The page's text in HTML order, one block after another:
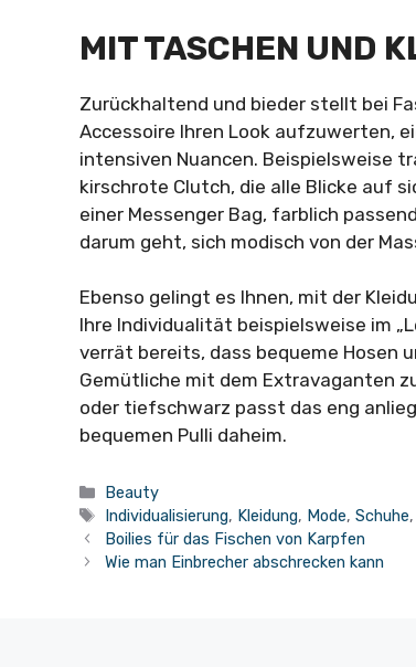
MIT TASCHEN UND
Zurückhaltend und bieder stellt bei
Accessoire Ihren Look aufzuwerten,
intensiven Nuancen. Beispielsweise
kirschrote Clutch, die alle Blicke auf
einer Messenger Bag, farblich
darum geht, sich modisch von der
Ebenso gelingt es Ihnen, mit der
Ihre Individualität beispielsweise im
verrät bereits, dass bequeme Hosen
Gemütliche mit dem Extravaganten
oder tiefschwarz passt das eng
bequemen Pulli daheim.
Kategorien
Beauty
Schlagwörter
Individualisierung, Kleidung, Mode,Schuhe,
Boilies für das Fischen von Karpfen
Wie man Einbrecher abschrecken kann